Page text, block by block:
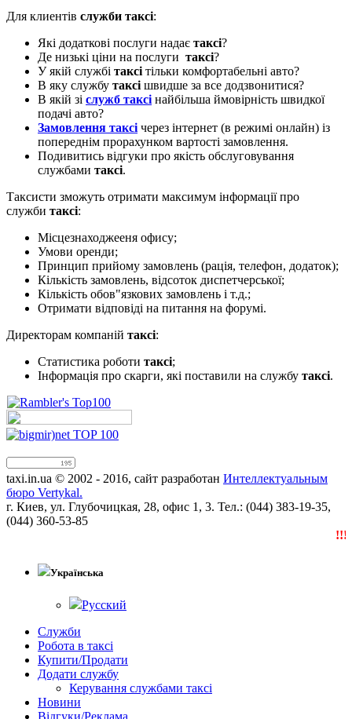
Для клиентів служби таксі:
Які додаткові послуги надає таксі?
Де низькі ціни на послуги таксі?
У якій службі таксі тільки комфортабельні авто?
В яку службу таксі швидше за все додзвонитися?
В якій зі служб таксі найбільша ймовірність швидкої
подачі авто?
Замовлення таксі через інтернет (в режимі онлайн) із
попереднім прорахунком вартості замовлення.
Подивитись відгуки про якість обслуговування
службами таксі.
Таксисти зможуть отримати максимум інформації про
служби таксі:
Місцезнаходжееня офису;
Умови оренди;
Принцип прийому замовлень (рація, телефон, додаток);
Кількість замовлень, відсоток диспетчерської;
Кількість обов"язкових замовлень і т.д.;
Отримати відповіді на питання на форумі.
Директорам компаній таксі:
Статистика роботи таксі;
Інформація про скарги, які поставили на службу таксі.
taxi.in.ua © 2002 - 2016, сайт разработан Интеллектуальным
бюро Vertykal.
г. Киев, ул. Глубочицкая, 28, офис 1, 3. Тел.: (044) 383-19-35,
(044) 360-53-85
Українська
Русский
Служби
Робота в таксі
Купити/Продати
Додати службу
Керування службами таксі
Новини
Відгуки/Реклама